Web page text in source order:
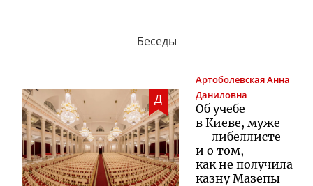
Беседы
Д
АртоболевскаяАнна
Даниловна
Об учебе
в Киеве, муже
— либеллисте
и о том,
как не получила
казну Мазепы